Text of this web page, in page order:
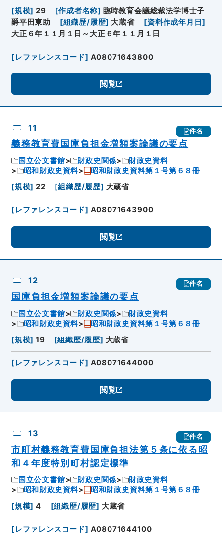
[規模] 29 [作成者名称] 臨時教育会議総裁法学博士子
爵平田東助
[組織歴/履歴] 大蔵省 [資料作成年月日 ]
大正６年１１月１日～大正６年１１月１日
[レファレンスコード] A08071643800
閲覧
11 件名
義務教育費国庫負担金増額案論議の要点
国立公文書館 財政史関係
財政史資料
昭和財政史資料
昭和財政史資料第１号第６８冊
[規模] 22 [組織歴/履歴] 大蔵省
[レファレンスコード] A08071643900
閲覧
12 件名
国庫負担金増額案論議の要点
国立公文書館 財政史関係
財政史資料
昭和財政史資料
昭和財政史資料第１号第６８冊
[規模] 19 [組織歴/履歴] 大蔵省
[レファレンスコード] A08071644000
閲覧
13 件名
市町村義務教育費国庫負担法第５条に依る昭
和４年度特別町村認定標準
国立公文書館 財政史関係
財政史資料
昭和財政史資料
昭和財政史資料第１号第６８冊
[規模] 4 [組織歴/履歴] 大蔵省
[レファレンスコード] A08071644100